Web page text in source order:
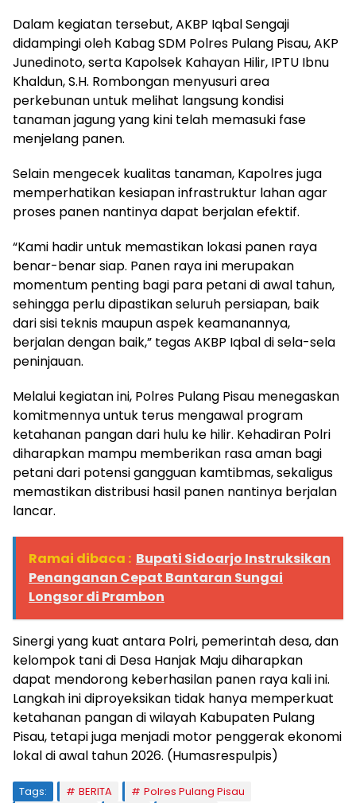
Dalam kegiatan tersebut, AKBP Iqbal Sengaji
didampingi oleh Kabag SDM Polres Pulang Pisau, AKP
Junedinoto, serta Kapolsek Kahayan Hilir, IPTU Ibnu
Khaldun, S.H. Rombongan menyusuri area
perkebunan untuk melihat langsung kondisi
tanaman jagung yang kini telah memasuki fase
menjelang panen.
Selain mengecek kualitas tanaman, Kapolres juga
memperhatikan kesiapan infrastruktur lahan agar
proses panen nantinya dapat berjalan efektif.
“Kami hadir untuk memastikan lokasi panen raya
benar-benar siap. Panen raya ini merupakan
momentum penting bagi para petani di awal tahun,
sehingga perlu dipastikan seluruh persiapan, baik
dari sisi teknis maupun aspek keamanannya,
berjalan dengan baik,” tegas AKBP Iqbal di sela-sela
peninjauan.
Melalui kegiatan ini, Polres Pulang Pisau menegaskan
komitmennya untuk terus mengawal program
ketahanan pangan dari hulu ke hilir. Kehadiran Polri
diharapkan mampu memberikan rasa aman bagi
petani dari potensi gangguan kamtibmas, sekaligus
memastikan distribusi hasil panen nantinya berjalan
lancar.
Ramai dibaca : Bupati Sidoarjo Instruksikan
Penanganan Cepat Bantaran Sungai
Longsor di Prambon
Sinergi yang kuat antara Polri, pemerintah desa, dan
kelompok tani di Desa Hanjak Maju diharapkan
dapat mendorong keberhasilan panen raya kali ini.
Langkah ini diproyeksikan tidak hanya memperkuat
ketahanan pangan di wilayah Kabupaten Pulang
Pisau, tetapi juga menjadi motor penggerak ekonomi
lokal di awal tahun 2026. (Humasrespulpis)
Tags: BERITA
Polres Pulang Pisau